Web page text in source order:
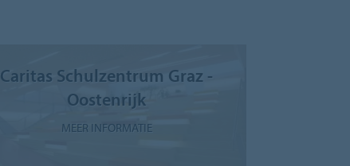
Caritas Schulzentrum Graz -
Oostenrijk
MEER INFORMATIE